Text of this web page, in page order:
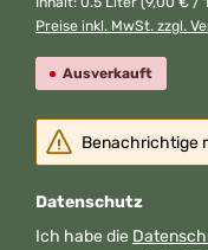
Preise inkl. MwSt. zzgl.
Ausverkauft
Benachrichtige
Datenschutz
Ich habe die